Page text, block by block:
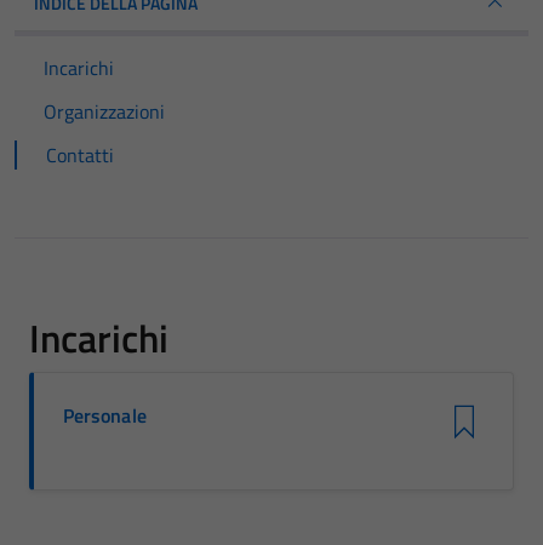
Incarichi
Organizzazioni
Contatti
Incarichi
Personale